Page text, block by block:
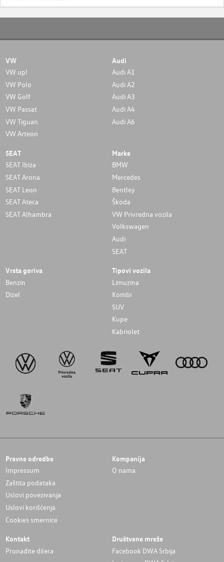
VW
VW up!
VW Polo
VW Golf
VW Passat
VW Tiguan
VW Arteon
Audi
Audi A1
Audi A2
Audi A3
Audi A4
Audi A6
SEAT
SEAT Ibiza
SEAT Arona
SEAT Leon
SEAT Ateca
SEAT Alhambra
Marke
BMW
Mercedes
Bentley
Škoda
VW Privredna vozila
Volkswagen
Audi
SEAT
Vrsta goriva
Benzin
Dizel
Tipovi vozila
Limuzina
Kombi
SUV
Kupe
Kabriolet
Pravne odredbe
Impressum
Zaštita podataka
Uslovi povezivanja
Uslovi korišćenja
Cookies smernice
Kompanija
O nama
Kontakt
Pronađite dilera
Društvene mreže
Facebook DWA Srbija